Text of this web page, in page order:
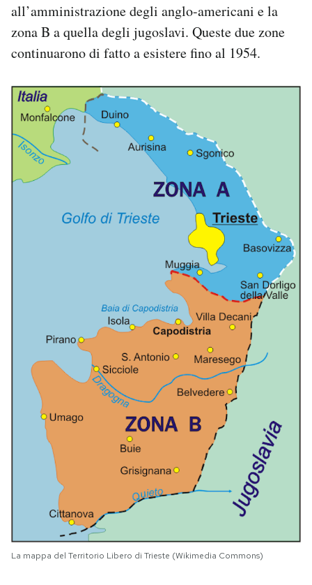
all’amministrazione degli anglo-americani e la
zona B a quella degli jugoslavi. Queste due zone
continuarono di fatto a esistere fino al 1954.
La mappa del Territorio Libero di Trieste (Wikimedia Commons)